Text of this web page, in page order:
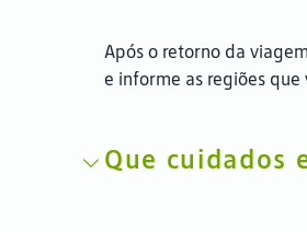
Após o retorno da
e informe as regiões que
Que cuidados